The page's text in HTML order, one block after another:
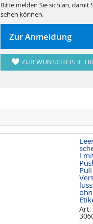
Bitte melden Sie sich an, damit
sehen können.
Zur Anmeldung
ZUR WUNSCHLISTE
l
Pull
luss
Art.